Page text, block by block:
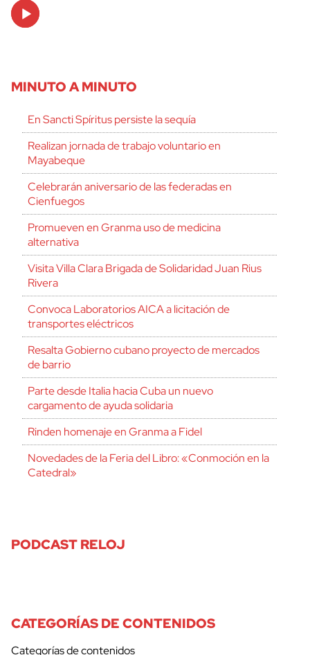
Audio
Player
MINUTO A MINUTO
En Sancti Spíritus persiste la sequía
Realizan jornada de trabajo voluntario en
Mayabeque
Celebrarán aniversario de las federadas en
Cienfuegos
Promueven en Granma uso de medicina
alternativa
Visita Villa Clara Brigada de Solidaridad Juan Rius
Rivera
Convoca Laboratorios AICA a licitación de
transportes eléctricos
Resalta Gobierno cubano proyecto de mercados
de barrio
Parte desde Italia hacia Cuba un nuevo
cargamento de ayuda solidaria
Rinden homenaje en Granma a Fidel
Novedades de la Feria del Libro: «Conmoción en la
Catedral»
PODCAST RELOJ
CATEGORÍAS DE CONTENIDOS
Categorías de contenidos